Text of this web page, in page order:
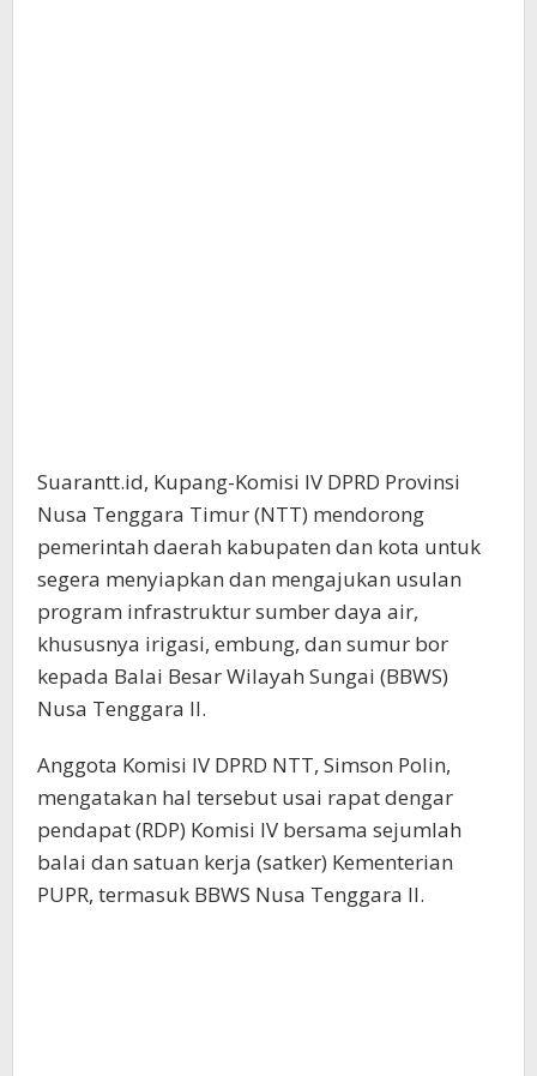
Suarantt.id, Kupang-Komisi IV DPRD Provinsi
Nusa Tenggara Timur (NTT) mendorong
pemerintah daerah kabupaten dan kota untuk
segera menyiapkan dan mengajukan usulan
program infrastruktur sumber daya air,
khususnya irigasi, embung, dan sumur bor
kepada Balai Besar Wilayah Sungai (BBWS)
Nusa Tenggara II.
Anggota Komisi IV DPRD NTT, Simson Polin,
mengatakan hal tersebut usai rapat dengar
pendapat (RDP) Komisi IV bersama sejumlah
balai dan satuan kerja (satker) Kementerian
PUPR, termasuk BBWS Nusa Tenggara II.